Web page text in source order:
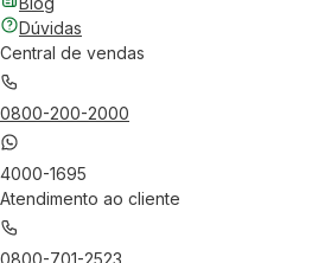
Dúvidas
Central de vendas
0800-200-2000
4000-1695
Atendimento ao cliente
0800-701-2523